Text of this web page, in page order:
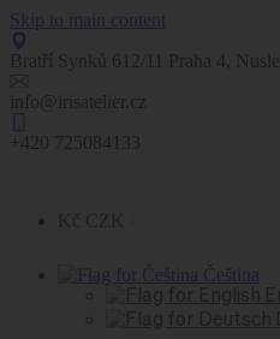
Skip to main content
Bratří Synků 612/11 Praha 4, Nusle
info@irisatelier.cz
+420 725084133
Čeština